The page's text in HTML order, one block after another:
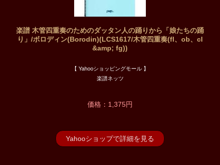
楽譜 木管四重奏のためのダッタン人の踊りから「娘たちの踊
り」/ボロディン(Borodin)(LCS1617/木管四重奏(fl、ob、cl
&amp; fg))
【 Yahooショッピングモール 】
楽譜ネッツ
価格：1,375円
Yahooショップで詳細を見る